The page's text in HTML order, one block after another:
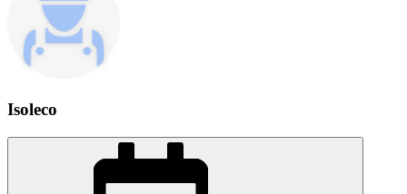
Isoleco